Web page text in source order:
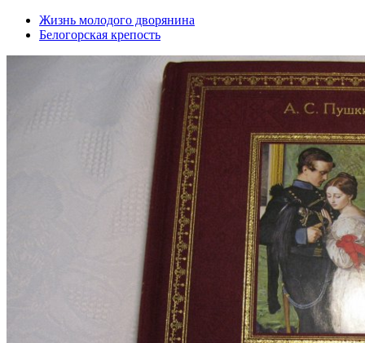
Жизнь молодого дворянина
Белогорская крепость